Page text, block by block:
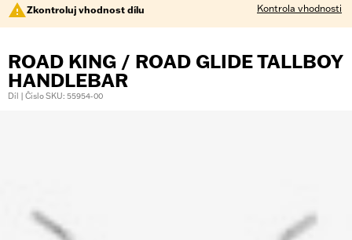
Zkontroluj vhodnost dílu Kontrola vhodnosti
ROAD KING / ROAD GLIDE TALLBOY
HANDLEBAR
Díl | Číslo SKU: 55954-00